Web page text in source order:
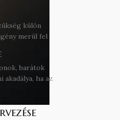
külön
merül fel
barátok
akadálya, ha az